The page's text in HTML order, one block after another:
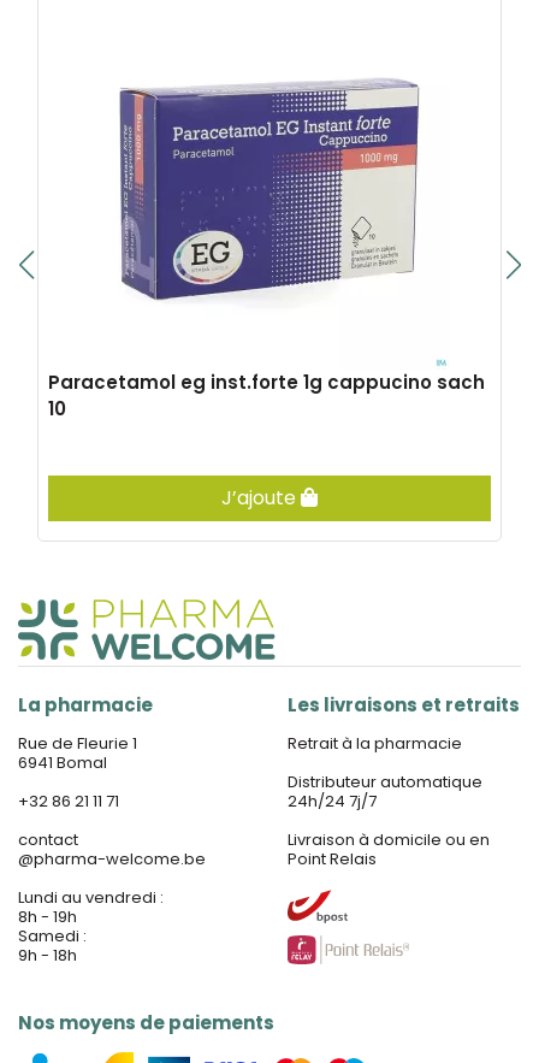
Paracetamol eg inst.forte 1g cappucino sach
10
J’ajoute
La pharmacie
Rue de Fleurie 1
6941 Bomal
+32 86 21 11 71
contact
@pharma-welcome.be
Lundi au vendredi :
8h - 19h
Samedi :
9h - 18h
Nos moyens de paiements
Les livraisons et retraits
Retrait à la pharmacie
Distributeur automatique
24h/24 7j/7
Livraison à domicile ou en
Point Relais